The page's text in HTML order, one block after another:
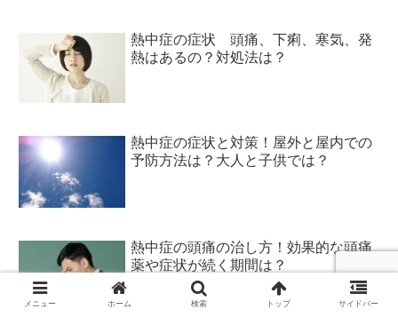
熱中症の症状 頭痛、下痢、寒気、発
熱はあるの？対処法は？
熱中症の症状と対策！屋外と屋内での
予防方法は？大人と子供では？
熱中症の頭痛の治し方！効果的な頭痛
薬や症状が続く期間は？
メニュー ホーム 検索 トップ サイドバー